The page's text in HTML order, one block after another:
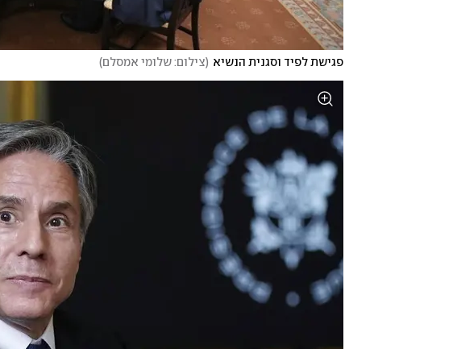
פגישת לפיד וסגנית הנשיא (צילום: שלומי אמסלם )